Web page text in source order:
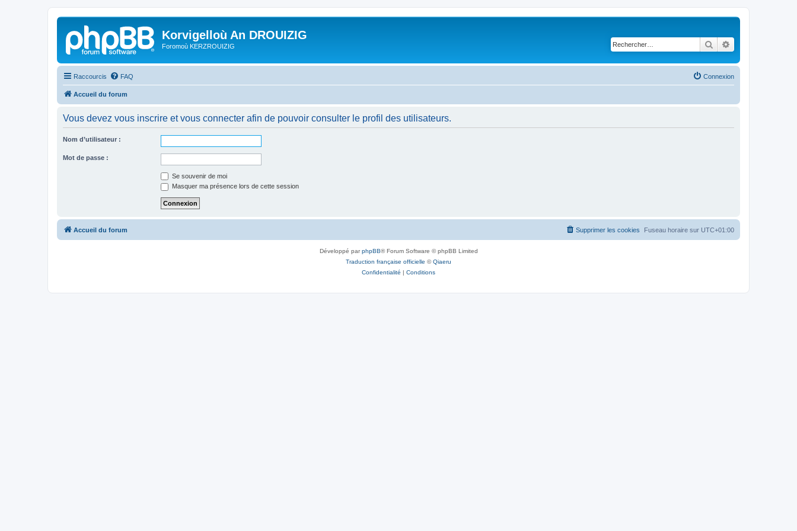
Korvigelloù An DROUIZIG
Foromoù KERZROUIZIG Rechercher
Raccourcis FAQ Connexion
Accueil du forum
Vous devez vous inscrire et vous connecter afin de pouvoir consulter le profil des utilisateurs.
Nom d’utilisateur :
Mot de passe :
Se souvenir de moi
Masquer ma présence lors de cette session
Accueil du forum Fuseau horaire sur UTC+01:00
Supprimer les cookies
Développé parphpBB® Forum Software © phpBB Limited
Traduction française officielle ©Qiaeru
Confidentialité | Conditions